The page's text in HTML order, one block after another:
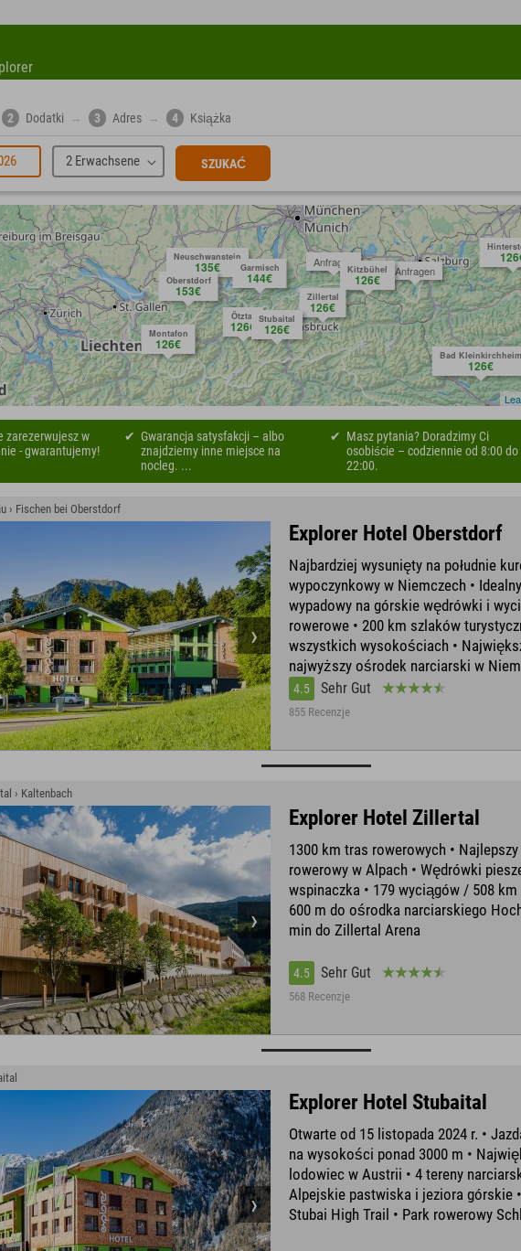
2 Dodatki → 3 Adres → 4 Książka
2 Erwachsene SZUKAĆ
Oberstdorf
153€ Zillertal
126€
Stubaital
126€
Ötztal
126€
Neuschwanstein
135€
Montafon
126€
Kitzbühel
126€
Garmisch
144€
Bad Kleinkirchheim
126€
Anfragen
Anfragen
zarezerwujesz w
- gwarantujemy!
Gwarancja satysfakcji – albo
znajdziemy inne miejsce na
nocleg. ...
Masz pytania? Doradzimy Ci
osobiście – codziennie od 8:00 do
22:00.
› Fischen bei Oberstdorf
Explorer Hotel Oberstdorf
Najbardziej wysunięty na południe
wypoczynkowy w Niemczech •
wypadowy na górskie wędrówki i
rowerowe • 200 km szlaków
wszystkich wysokościach •
najwyższy ośrodek narciarski w
4.5 Sehr Gut
855 Recenzje
› Kaltenbach
Explorer Hotel Zillertal
1300 km tras rowerowych • Najlepszy
rowerowy w Alpach • Wędrówki
wspinaczka • 179 wyciągów / 508 km
600 m do ośrodka narciarskiego
min do Zillertal Arena
4.5 Sehr Gut
568 Recenzje
Explorer Hotel Stubaital
Otwarte od 15 listopada 2024 r. •
na wysokości ponad 3000 m •
lodowiec w Austrii • 4 tereny
Alpejskie pastwiska i jeziora górskie
Stubai High Trail • Park rowerowy